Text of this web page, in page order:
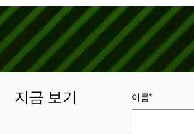
지금 보기 이름*